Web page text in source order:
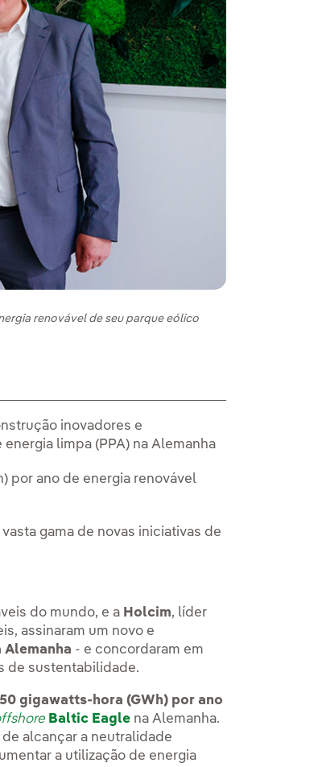
renovável de seu parque eólico
inovadores e
limpa (PPA) na Alemanha
por ano de energia renovável
gama de novas iniciativas de
do mundo, e a Holcim, líder
assinaram um novo e
Alemanha - e concordaram em
de sustentabilidade.
gigawatts-hora (GWh) por ano
Baltic Eagle na Alemanha.
alcançar a neutralidade
a utilização de energia